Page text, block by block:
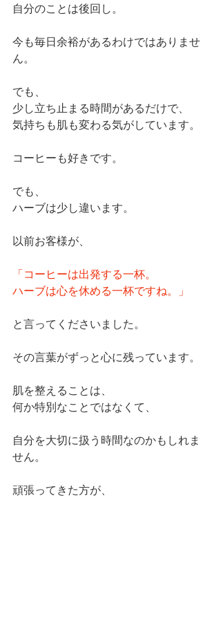
自分のことは後回し。
今も毎日余裕があるわけではありませ
ん。
でも、
少し立ち止まる時間があるだけで、
気持ちも肌も変わる気がしています。
コーヒーも好きです。
でも、
ハーブは少し違います。
以前お客様が、
「コーヒーは出発する一杯。
ハーブは心を休める一杯ですね。」
と言ってくださいました。
その言葉がずっと心に残っています。
肌を整えることは、
何か特別なことではなくて、
自分を大切に扱う時間なのかもしれま
せん。
頑張ってきた方が、